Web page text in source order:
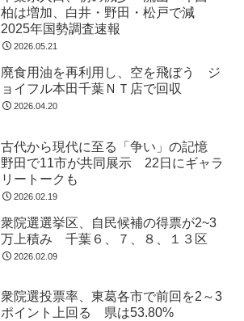
柏は増加、白井・野田・松戸で減
2025年国勢調査速報
2026.05.21
廃食用油を再利用し、空を飛ぼう ジ
ョイフル本田千葉ＮＴ店で回収
2026.04.20
古代から現代に至る「争い」の記憶
野田で11市が共同展示 22日にギャラ
リートークも
2026.02.19
衆院選選挙区、自民候補の得票が2~3
万上積み 千葉６、７、８、１３区
2026.02.09
衆院選投票率、東葛各市で前回を2～3
ポイント上回る 県は53.80%